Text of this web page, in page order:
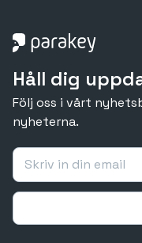
Håll dig
Följ oss i vårt
nyheterna.